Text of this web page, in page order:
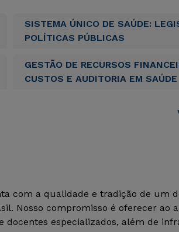
SISTEMA ÚNICO DE SAÚDE:
POLÍTICAS PÚBLICAS
GESTÃO DE RECURSOS
CUSTOS E AUDITORIA EM SAÚDE
com a qualidade e tradição de um
Nosso compromisso é oferecer ao
docentes especializados, além de
Rápido e fácil
Rápido e fácil